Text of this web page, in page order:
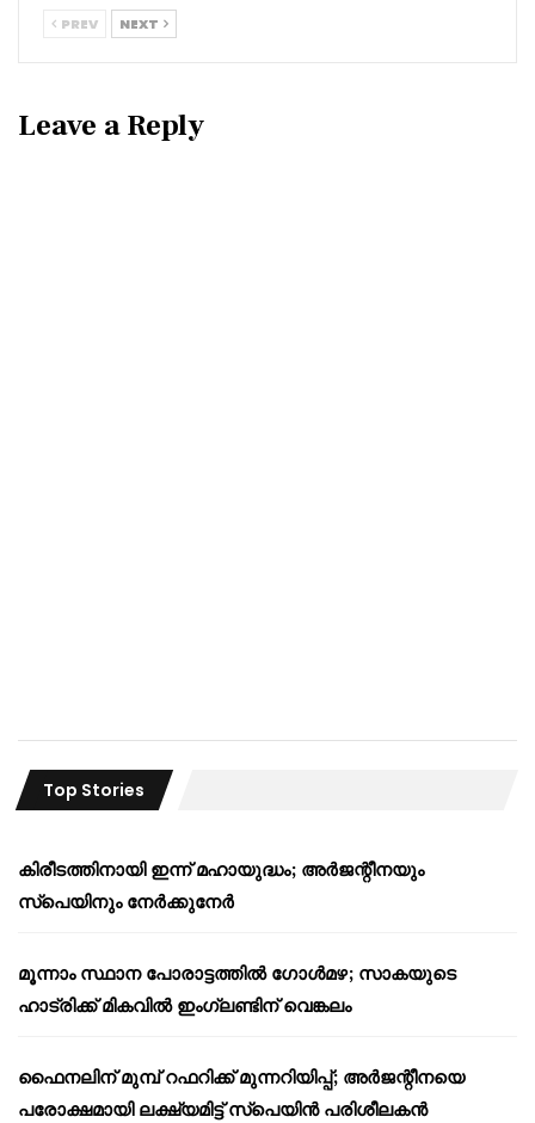
PREV NEXT
Leave a Reply
Top Stories
കിരീടത്തിനായി ഇന്ന് മഹായുദ്ധം; അർജന്റീനയും
സ്പെയിനും നേർക്കുനേർ
മൂന്നാം സ്ഥാന പോരാട്ടത്തിൽ ഗോൾമഴ; സാകയുടെ
ഹാട്രിക്ക് മികവിൽ ഇംഗ്ലണ്ടിന് വെങ്കലം
ഫൈനലിന് മുമ്പ് റഫറിക്ക് മുന്നറിയിപ്പ്; അർജന്റീനയെ
പരോക്ഷമായി ലക്ഷ്യമിട്ട് സ്പെയിൻ പരിശീലകൻ